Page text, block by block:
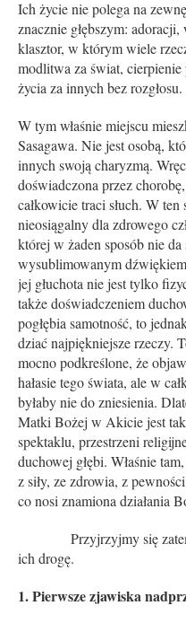
Ich życie nie polega na
znacznie głębszym:
klasztor, w którym wiele
modlitwa za świat,
życia za innych bez rozgłosu.
W tym właśnie miejscu
Sasagawa. Nie jest osobą,
innych swoją charyzmą.
doświadczona przez
całkowicie traci słuch. W
nieosiągalny dla zdrowego
której w żaden sposób nie
wysublimowanym
jej głuchota nie jest tylko
także doświadczeniem
pogłębia samotność, to
dziać najpiękniejsze rzeczy.
mocno podkreślone, że
hałasie tego świata, ale w
byłaby nie do zniesienia.
Matki Bożej w Akicie jest
spektaklu, przestrzeni
duchowej głębi. Właśnie
z siły, ze zdrowia, z
co nosi znamiona działania
Przyjrzyjmy się zatem
ich drogę.
1. Pierwsze zjawiska